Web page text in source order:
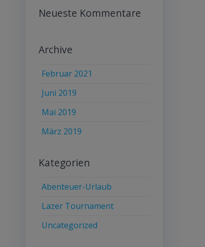
Neueste Kommentare
Archive
Februar 2021
Juni 2019
Mai 2019
März 2019
Kategorien
Abenteuer-Urlaub
Lazer Tournament
Uncategorized